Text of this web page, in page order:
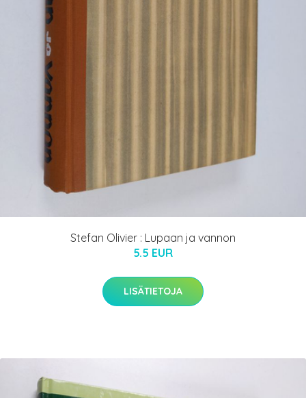
Stefan Olivier : Lupaan ja vannon
5.5 EUR
LISÄTIETOJA